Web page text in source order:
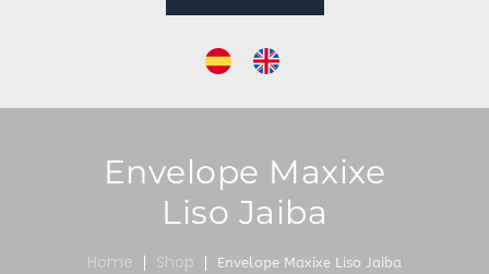
Envelope Maxixe
Liso Jaiba
Home Shop Envelope Maxixe Liso Jaiba